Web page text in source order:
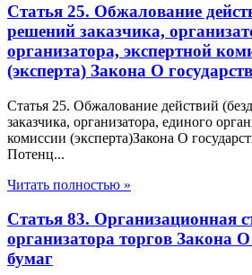
Статья 25. Обжалование
решений заказчика,
организатора, экспертной
(эксперта) Закона О
Статья 25. Обжалование действий
заказчика, организатора, единого
комиссии (эксперта)Закона О
Потенц...
Читать полностью »
Статья 83. Организационная
организатора торгов Закона
бумаг